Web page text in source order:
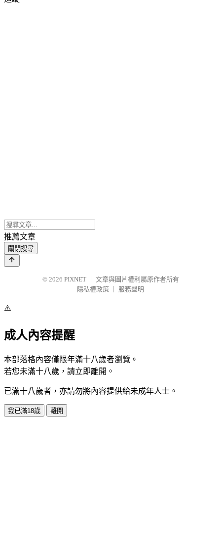
推薦文章
關閉搜尋
© 2026 PIXNET
文章與圖片權利屬原作者所有
隱私權政策
服務聲明
⚠️
成人內容提醒
本部落格內容僅限年滿十八歲者瀏覽。
若您未滿十八歲，請立即離開。
已滿十八歲者，亦請勿將內容提供給未成年人士。
我已滿18歲 離開